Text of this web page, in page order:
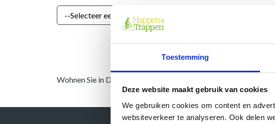
Toestemming
Deze website maakt gebruik van cookies
We gebruiken cookies om content en
websiteverkeer te analyseren. Ook delen
Wohnen Sie in Deutschland? Klicken Sie hier.